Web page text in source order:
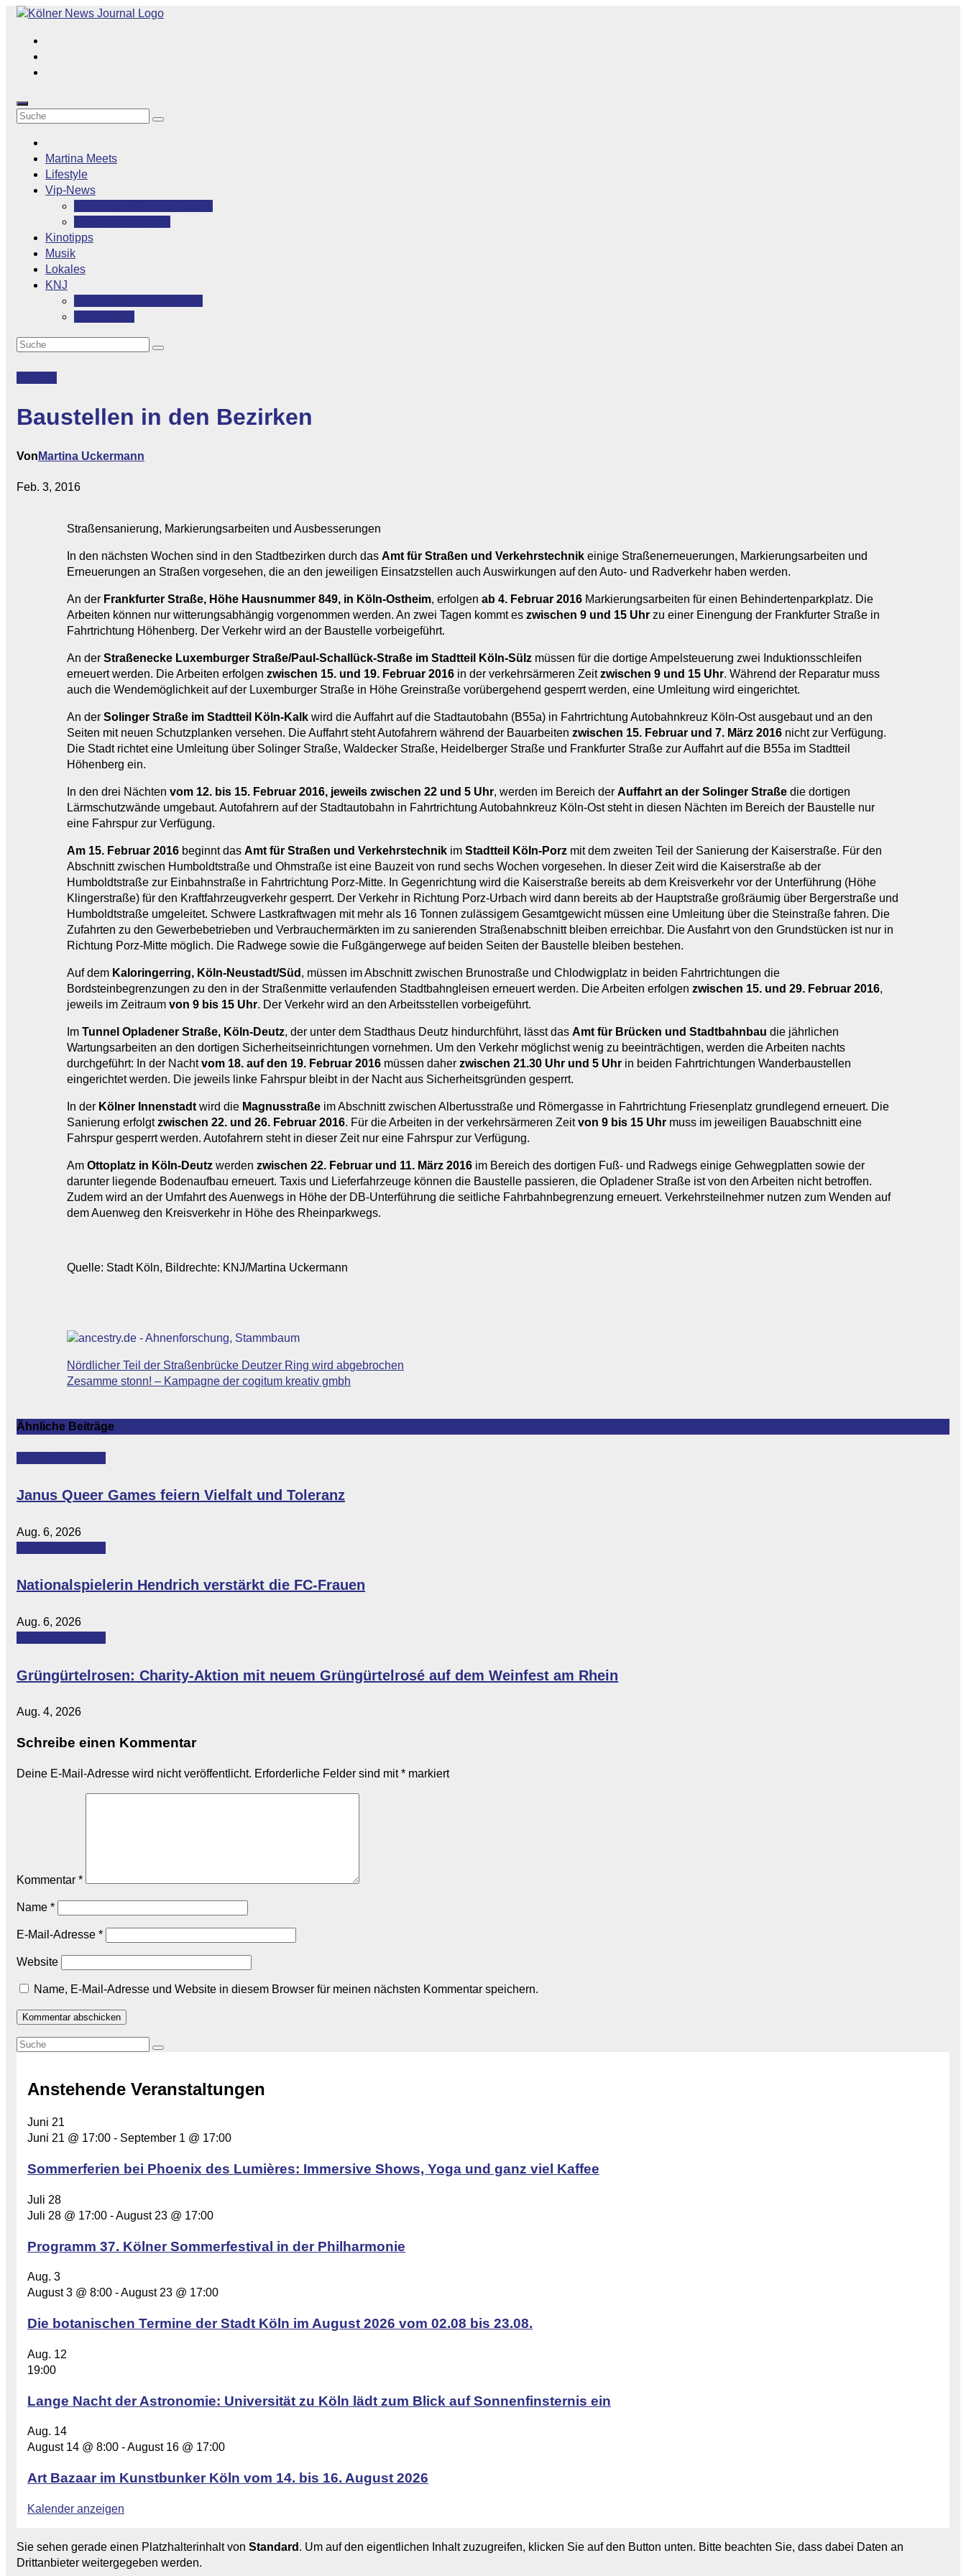
Zum
springen
Martina Meets
Lifestyle
Vip-News
Kinotipps
Musik
Lokales
KNJ
Baustellen in den Bezirken
Von Martina Uckermann
Feb. 3, 2016
Straßensanierung, Markierungsarbeiten und Ausbesserungen
In den nächsten Wochen sind in den Stadtbezirken durch das Amt für Straßen und Verkehrstechnik einige Straßenerneuerungen, Markierungsarbeiten und
Erneuerungen an Straßen vorgesehen, die an den jeweiligen Einsatzstellen auch Auswirkungen auf den Auto- und Radverkehr haben werden.
An der Frankfurter Straße, Höhe Hausnummer 849, in Köln-Ostheim, erfolgen ab 4. Februar 2016 Markierungsarbeiten für einen Behindertenparkplatz. Die
Arbeiten können nur witterungsabhängig vorgenommen werden. An zwei Tagen kommt es zwischen 9 und 15 Uhr zu einer Einengung der Frankfurter Straße in
Fahrtrichtung Höhenberg. Der Verkehr wird an der Baustelle vorbeigeführt.
An der Straßenecke Luxemburger Straße/Paul-Schallück-Straße im Stadtteil Köln-Sülz müssen für die dortige Ampelsteuerung zwei Induktionsschleifen
erneuert werden. Die Arbeiten erfolgen zwischen 15. und 19. Februar 2016 in der verkehrsärmeren Zeitzwischen 9 und 15 Uhr. Während der Reparatur muss
auch die Wendemöglichkeit auf der Luxemburger Straße in Höhe Greinstraße vorübergehend gesperrt werden, eine Umleitung wird eingerichtet.
An der Solinger Straße im Stadtteil Köln-Kalk wird die Auffahrt auf die Stadtautobahn (B55a) in Fahrtrichtung Autobahnkreuz Köln-Ost ausgebaut und an den
Seiten mit neuen Schutzplanken versehen. Die Auffahrt steht Autofahrern während der Bauarbeiten zwischen 15. Februar und 7. März 2016 nicht zur Verfügung.
Die Stadt richtet eine Umleitung über Solinger Straße, Waldecker Straße, Heidelberger Straße und Frankfurter Straße zur Auffahrt auf die B55a im Stadtteil
Höhenberg ein.
In den drei Nächten vom 12. bis 15. Februar 2016, jeweils zwischen 22 und 5 Uhr, werden im Bereich der Auffahrt an der Solinger Straße die dortigen
Lärmschutzwände umgebaut. Autofahrern auf der Stadtautobahn in Fahrtrichtung Autobahnkreuz Köln-Ost steht in diesen Nächten im Bereich der Baustelle nur
eine Fahrspur zur Verfügung.
Am 15. Februar 2016 beginnt das Amt für Straßen und Verkehrstechnik im Stadtteil Köln-Porz mit dem zweiten Teil der Sanierung der Kaiserstraße. Für den
Abschnitt zwischen Humboldtstraße und Ohmstraße ist eine Bauzeit von rund sechs Wochen vorgesehen. In dieser Zeit wird die Kaiserstraße ab der
Humboldtstraße zur Einbahnstraße in Fahrtrichtung Porz-Mitte. In Gegenrichtung wird die Kaiserstraße bereits ab dem Kreisverkehr vor der Unterführung (Höhe
Klingerstraße) für den Kraftfahrzeugverkehr gesperrt. Der Verkehr in Richtung Porz-Urbach wird dann bereits ab der Hauptstraße großräumig über Bergerstraße und
Humboldtstraße umgeleitet. Schwere Lastkraftwagen mit mehr als 16 Tonnen zulässigem Gesamtgewicht müssen eine Umleitung über die Steinstraße fahren. Die
Zufahrten zu den Gewerbebetrieben und Verbrauchermärkten im zu sanierenden Straßenabschnitt bleiben erreichbar. Die Ausfahrt von den Grundstücken ist nur in
Richtung Porz-Mitte möglich. Die Radwege sowie die Fußgängerwege auf beiden Seiten der Baustelle bleiben bestehen.
Auf dem Kaloringerring, Köln-Neustadt/Süd , müssen im Abschnitt zwischen Brunostraße und Chlodwigplatz in beiden Fahrtrichtungen die
Bordsteinbegrenzungen zu den in der Straßenmitte verlaufenden Stadtbahngleisen erneuert werden. Die Arbeiten erfolgen zwischen 15. und 29. Februar 2016,
jeweils im Zeitraum von 9 bis 15 Uhr. Der Verkehr wird an den Arbeitsstellen vorbeigeführt.
Im Tunnel Opladener Straße, Köln-Deutz, der unter dem Stadthaus Deutz hindurchführt, lässt das Amt für Brücken und Stadtbahnbau die jährlichen
Wartungsarbeiten an den dortigen Sicherheitseinrichtungen vornehmen. Um den Verkehr möglichst wenig zu beeinträchtigen, werden die Arbeiten nachts
durchgeführt: In der Nachtvom 18. auf den 19. Februar 2016 müssen daher zwischen 21.30 Uhr und 5 Uhr in beiden Fahrtrichtungen Wanderbaustellen
eingerichtet werden. Die jeweils linke Fahrspur bleibt in der Nacht aus Sicherheitsgründen gesperrt.
In der Kölner Innenstadt wird die Magnusstraße im Abschnitt zwischen Albertusstraße und Römergasse in Fahrtrichtung Friesenplatz grundlegend erneuert. Die
Sanierung erfolgtzwischen 22. und 26. Februar 2016. Für die Arbeiten in der verkehrsärmeren Zeitvon 9 bis 15 Uhr muss im jeweiligen Bauabschnitt eine
Fahrspur gesperrt werden. Autofahrern steht in dieser Zeit nur eine Fahrspur zur Verfügung.
Am Ottoplatz in Köln-Deutz werden zwischen 22. Februar und 11. März 2016 im Bereich des dortigen Fuß- und Radwegs einige Gehwegplatten sowie der
darunter liegende Bodenaufbau erneuert. Taxis und Lieferfahrzeuge können die Baustelle passieren, die Opladener Straße ist von den Arbeiten nicht betroffen.
Zudem wird an der Umfahrt des Auenwegs in Höhe der DB-Unterführung die seitliche Fahrbahnbegrenzung erneuert. Verkehrsteilnehmer nutzen zum Wenden auf
dem Auenweg den Kreisverkehr in Höhe des Rheinparkwegs.
Quelle: Stadt Köln, Bildrechte: KNJ/Martina Uckermann
Beitragsnavigation
Nördlicher Teil der Straßenbrücke Deutzer Ring wird abgebrochen
Zesamme stonn! – Kampagne der cogitum kreativ gmbh
Ähnliche Beiträge
Janus Queer Games feiern Vielfalt und Toleranz
Aug. 6, 2026
Nationalspielerin Hendrich verstärkt die FC-Frauen
Aug. 6, 2026
Grüngürtelrosen: Charity-Aktion mit neuem Grüngürtelrosé auf dem Weinfest am Rhein
Aug. 4, 2026
Schreibe einen Kommentar
Deine E-Mail-Adresse wird nicht veröffentlicht. Erforderliche Felder sind mit* markiert
Kommentar *
Name *
E-Mail-Adresse *
Website
Name, E-Mail-Adresse und Website in diesem Browser für meinen nächsten Kommentar speichern.
Anstehende Veranstaltungen
Juni 21
Juni 21 @ 17:00 - September 1 @ 17:00
Sommerferien bei Phoenix des Lumières: Immersive Shows, Yoga und ganz viel Kaffee
Juli 28
Juli 28 @ 17:00 -August 23 @ 17:00
Programm 37. Kölner Sommerfestival in der Philharmonie
Aug. 3
August 3 @ 8:00 -August 23 @ 17:00
Die botanischen Termine der Stadt Köln im August 2026 vom 02.08 bis 23.08.
Aug. 12
19:00
Lange Nacht der Astronomie: Universität zu Köln lädt zum Blick auf Sonnenfinsternis ein
Aug. 14
August 14 @ 8:00 -August 16 @ 17:00
Art Bazaar im Kunstbunker Köln vom 14. bis 16. August 2026
Kalender anzeigen
Sie sehen gerade einen Platzhalterinhalt von Standard . Um auf den eigentlichen Inhalt zuzugreifen, klicken Sie auf den Button unten. Bitte beachten Sie, dass dabei Daten an
Drittanbieter weitergegeben werden.